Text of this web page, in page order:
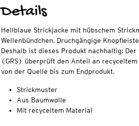
Details
Hellblaue Strickjacke mit hübschem
Wellenbündchen. Druchgängige
Deshalb ist dieses Produkt nachhaltig: Der
(GRS) überprüft den Anteil an
von der Quelle bis zum Endprodukt.
Strickmuster
Aus Baumwolle
Mit recyceltem Material